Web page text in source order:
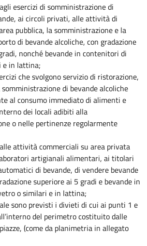
esercizi di somministrazione di
ai circoli privati, alle attività di
pubblica, la somministrazione e la
di bevande alcoliche, con gradazione
nonché bevande in contenitori di
e in lattina;
che svolgono servizio di ristorazione,
di bevande alcoliche
al consumo immediato di alimenti e
dei locali adibiti alla
o nelle pertinenze regolarmente
attività commerciali su area privata
artigianali alimentari, ai titolari
di bevande, di vendere bevande
superiore ai 5 gradi e bevande in
o similari e in lattina;
sono previsti i divieti di cui ai punti 1 e
del perimetro costituito dalle
(come da planimetria in allegato